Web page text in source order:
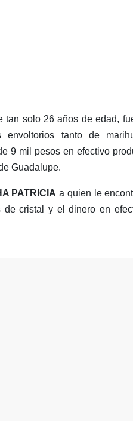
tan solo 26 años de edad,
envoltorios tanto de
9 mil pesos en efectivo
Guadalupe.
PATRICIA a quien le
de cristal y el dinero en